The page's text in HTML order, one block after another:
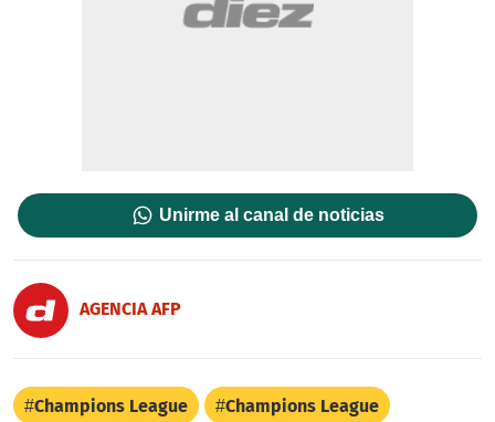
Unirme al canal de noticias
AGENCIA AFP
Champions League Champions League